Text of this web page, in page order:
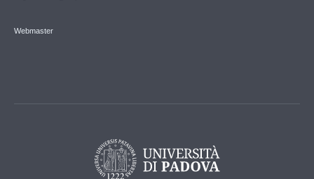
Webmaster